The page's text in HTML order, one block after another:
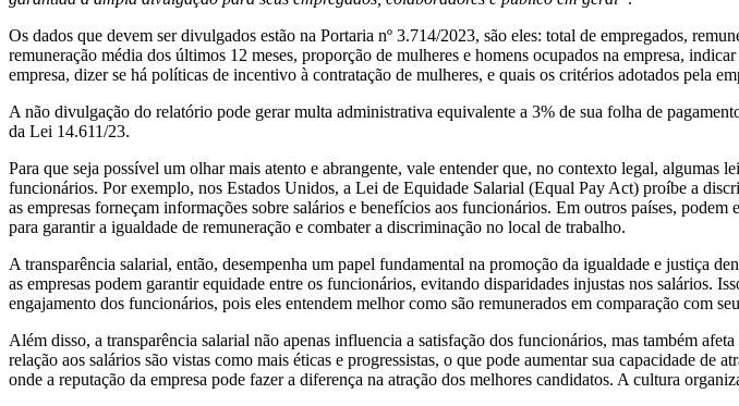
Os dados que devem ser divulgados estão na Portaria nº 3.714/2023, são eles: total de empregados,
remuneração média dos últimos 12 meses, proporção de mulheres e homens ocupados na empresa,
empresa, dizer se há políticas de incentivo à contratação de mulheres, e quais os critérios adotados pela
A não divulgação do relatório pode gerar multa administrativa equivalente a 3% de sua folha de
da Lei 14.611/23.
Para que seja possível um olhar mais atento e abrangente, vale entender que, no contexto legal, algumas
funcionários. Por exemplo, nos Estados Unidos, a Lei de Equidade Salarial (Equal Pay Act) proíbe a
as empresas forneçam informações sobre salários e benefícios aos funcionários. Em outros países,
para garantir a igualdade de remuneração e combater a discriminação no local de trabalho.
A transparência salarial, então, desempenha um papel fundamental na promoção da igualdade e justiça
as empresas podem garantir equidade entre os funcionários, evitando disparidades injustas nos salários.
engajamento dos funcionários, pois eles entendem melhor como são remunerados em comparação com
Além disso, a transparência salarial não apenas influencia a satisfação dos funcionários, mas também
relação aos salários são vistas como mais éticas e progressistas, o que pode aumentar sua capacidade
onde a reputação da empresa pode fazer a diferença na atração dos melhores candidatos. A cultura